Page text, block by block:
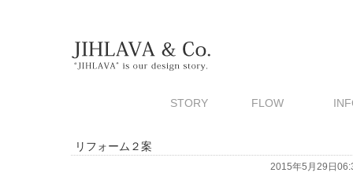
STORY FLOW
リフォーム２案
2015年5月29日